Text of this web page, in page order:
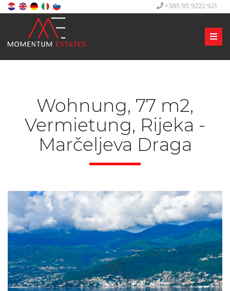
+385 95 9222 921
Wohnung, 77 m2,
Vermietung, Rijeka -
Marčeljeva Draga